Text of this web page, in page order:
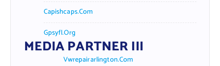
Capishcaps.com
Gpsyfl.org
MEDIA PARTNER III
Vwrepairarlington.com